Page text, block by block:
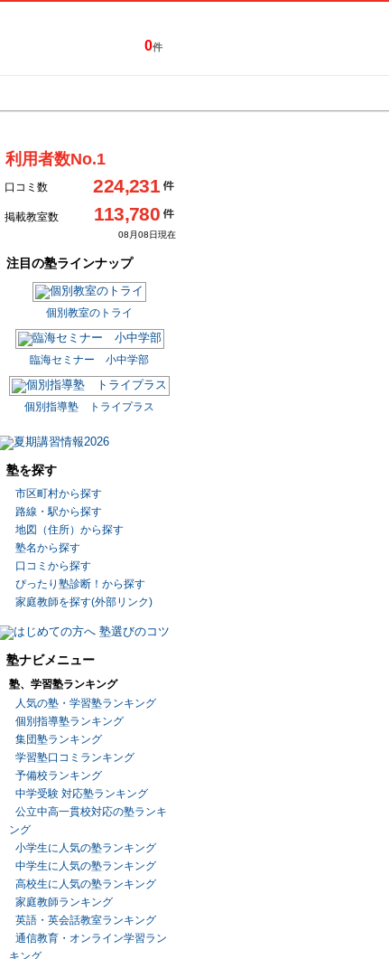
0件
利用者数No.1
口コミ数 224,231
掲載教室数 113,780
08月08日現在
注目の塾ラインナップ
個別教室のトライ
臨海セミナー 小中学部
個別指導塾 トライプラス
塾を探す
市区町村から探す
路線・駅から探す
地図（住所）から探す
塾名から探す
口コミから探す
ぴったり塾診断！から探す
家庭教師を探す(外部リンク)
塾ナビメニュー
塾、学習塾ランキング
人気の塾・学習塾ランキング
個別指導塾ランキング
集団塾ランキング
学習塾口コミランキング
予備校ランキング
中学受験 対応塾ランキング
公立中高一貫校対応の塾ランキ
ング
小学生に人気の塾ランキング
中学生に人気の塾ランキング
高校生に人気の塾ランキング
家庭教師ランキング
英語・英会話教室ランキング
通信教育・オンライン学習ラン
キング